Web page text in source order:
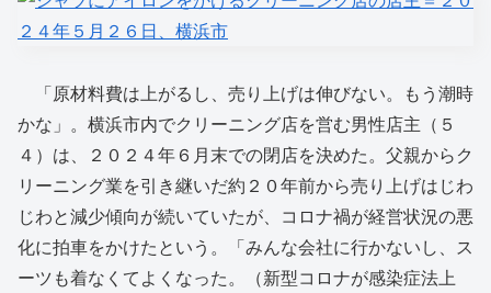
「原材料費は上がるし、売り上げは伸びない。もう潮時
かな」。横浜市内でクリーニング店を営む男性店主（５
４）は、２０２４年６月末での閉店を決めた。父親からク
リーニング業を引き継いだ約２０年前から売り上げはじわ
じわと減少傾向が続いていたが、コロナ禍が経営状況の悪
化に拍車をかけたという。「みんな会社に行かないし、ス
ーツも着なくてよくなった。（新型コロナが感染症法上